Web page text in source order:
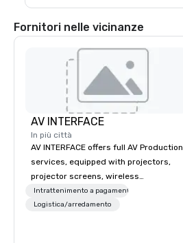
Fornitori nelle vicinanze
AV INTERFACE
In più città
AV INTERFACE offers full AV Production
services, equipped with projectors,
projector screens, wireless
microphones, powered speakers, flat
screen monitors, interfaces, flip
Intrattenimento a pagamento
Logistica/arredamento